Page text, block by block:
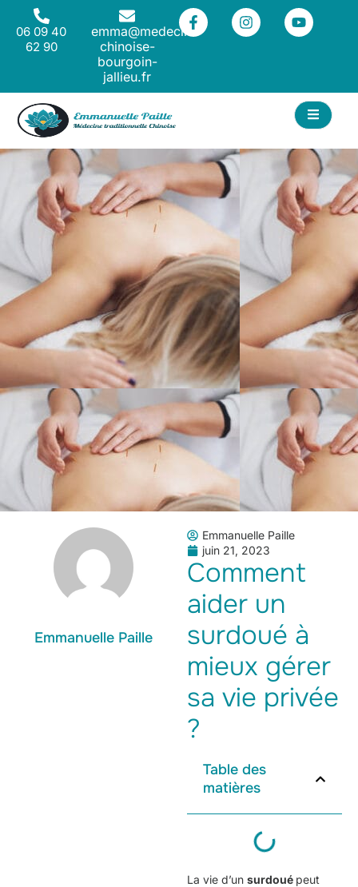
06 09 40
62 90
emma@medecine-
chinoise-
bourgoin-
jallieu.fr
Emmanuelle Paille
Emmanuelle Paille
juin 21, 2023
Comment
aider un
surdoué à
mieux gérer
sa vie privée
?
Table des
matières
La vie d’un surdoué peut